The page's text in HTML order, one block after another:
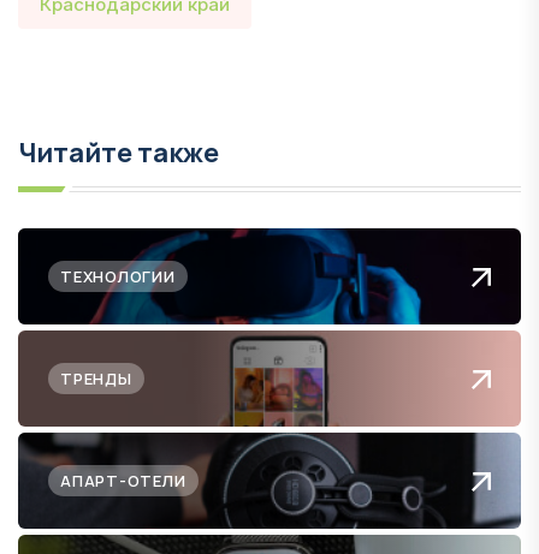
Читайте также
ТЕХНОЛОГИИ
ТРЕНДЫ
АПАРТ-ОТЕЛИ